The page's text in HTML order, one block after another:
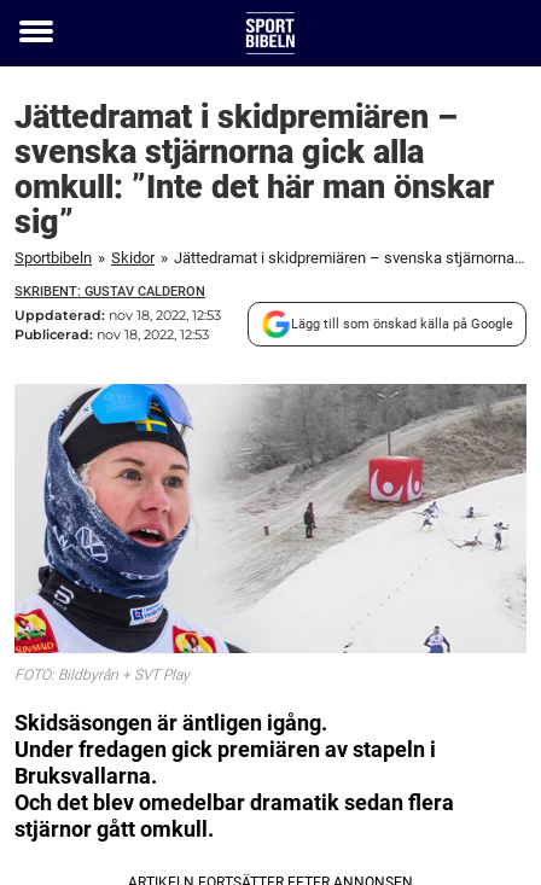
Toggle
Jättedramat i skidpremiären –
svenska stjärnorna gick alla
omkull: ”Inte det här man önskar
sig”
Sportbibeln » Skidor » Jättedramat i skidpremiären – svenska stjärnorna gick alla omkull: "Inte det här man önskar sig"
SKRIBENT: GUSTAV CALDERON
Uppdaterad: nov 18, 2022, 12:53
Publicerad: nov 18, 2022, 12:53
Lägg till som önskad källa på Google
FOTO: Bildbyrån + SVT Play
Skidsäsongen är äntligen igång.
Under fredagen gick premiären av stapeln i
Bruksvallarna.
Och det blev omedelbar dramatik sedan flera
stjärnor gått omkull.